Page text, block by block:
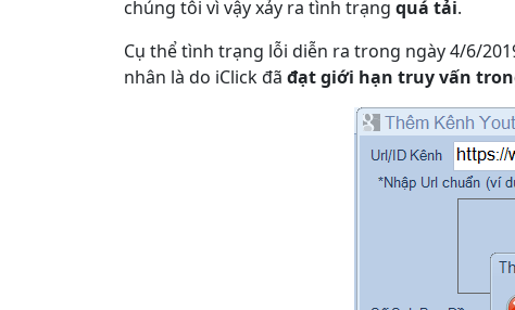
chúng tôi vì vậy xảy ra tình trạng quá tải.
Cụ thể tình trạng lỗi diễn ra trong ngày 4/6/
nhân là do iClick đã đạt giới hạn truy vấn